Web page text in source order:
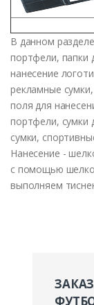
В данном разделе
портфели, папки
нанесение
рекламные сумки
поля для
портфели, сумки
сумки,
Нанесение -
с помощью
выполняем